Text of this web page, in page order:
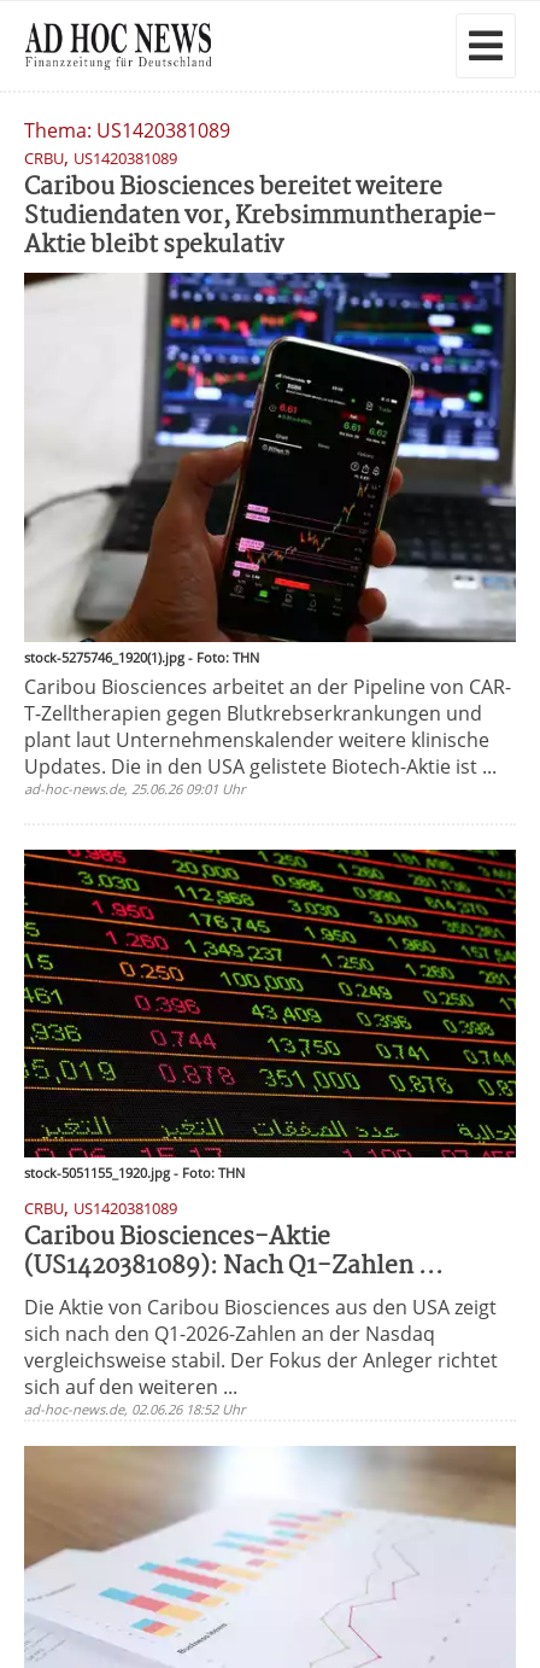
Thema: US1420381089
CRBU, US1420381089
Caribou Biosciences bereitet weitere
Studiendaten vor, Krebsimmuntherapie-
Aktie bleibt spekulativ
stock-5275746_1920(1).jpg - Foto: THN
Caribou Biosciences arbeitet an der Pipeline von CAR-
T-Zelltherapien gegen Blutkrebserkrankungen und
plant laut Unternehmenskalender weitere klinische
Updates. Die in den USA gelistete Biotech-Aktie ist ...
ad-hoc-news.de, 25.06.26 09:01 Uhr
stock-5051155_1920.jpg - Foto: THN
CRBU, US1420381089
Caribou Biosciences-Aktie
(US1420381089): Nach Q1-Zahlen ...
Die Aktie von Caribou Biosciences aus den USA zeigt
sich nach den Q1-2026-Zahlen an der Nasdaq
vergleichsweise stabil. Der Fokus der Anleger richtet
sich auf den weiteren ...
ad-hoc-news.de, 02.06.26 18:52 Uhr